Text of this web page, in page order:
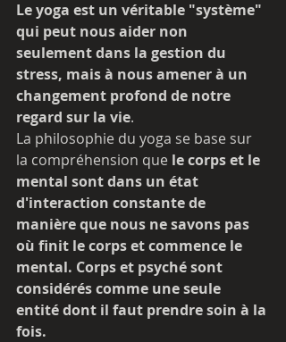
Le yoga est un véritable "système"
qui peut nous aider non
seulement dans la gestion du
stress, mais à nous amener à un
changement profond de notre
regard sur la vie.
La philosophie du yoga se base sur
la compréhension que le corps et le
mental sont dans un état
d'interaction constante de
manière que nous ne savons pas
où finit le corps et commence le
mental. Corps et psyché sont
considérés comme une seule
entité dont il faut prendre soin à la
fois.